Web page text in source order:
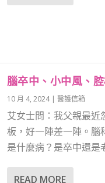
腦卒中、小中風、
10 月 4, 2024| 醫護信箱
艾女士問：我父親最近
板，好一陣差一陣。腦
是什麼病？是卒中還是
READ MORE